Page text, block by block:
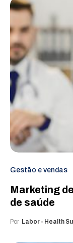
Gestão e vendas
Marketing
de saúde
Por Labor - Health